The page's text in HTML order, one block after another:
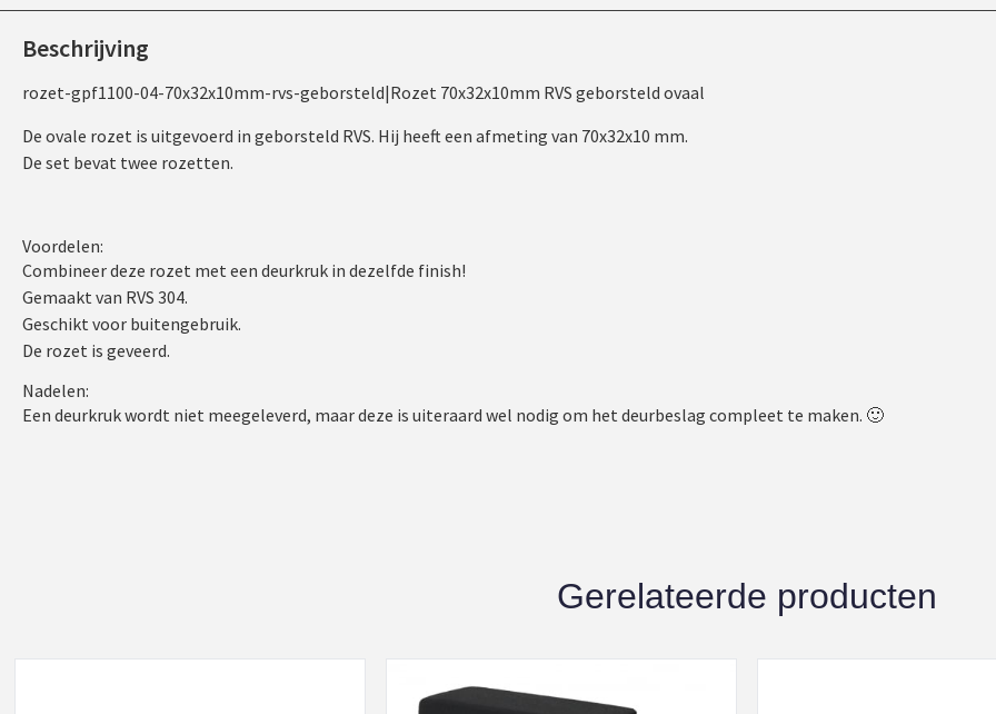
Beschrijving
rozet-gpf1100-04-70x32x10mm-rvs-geborsteld|Rozet 70x32x10mm RVS geborsteld ovaal
De ovale rozet is uitgevoerd in geborsteld RVS. Hij heeft een afmeting van 70x32x10 mm.
De set bevat twee rozetten.
Voordelen:
Combineer deze rozet met een deurkruk in dezelfde finish!
Gemaakt van RVS 304.
Geschikt voor buitengebruik.
De rozet is geveerd.
Nadelen:
Een deurkruk wordt niet meegeleverd, maar deze is uiteraard wel nodig om het deurbeslag compleet te maken. 🙂
Gerelateerde producten